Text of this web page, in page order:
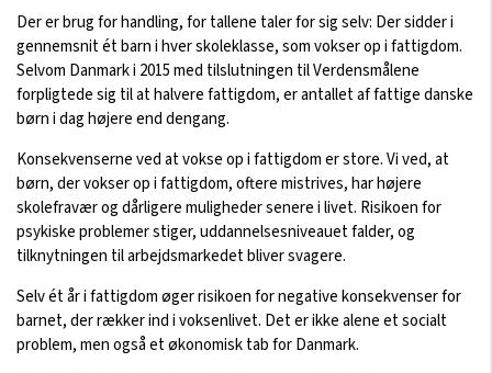
Der er brug for handling, for tallene taler for sig selv: Der sidder i
gennemsnit ét barn i hver skoleklasse, som vokser op i fattigdom.
Selvom Danmark i 2015 med tilslutningen til Verdensmålene
forpligtede sig til at halvere fattigdom, er antallet af fattige danske
børn i dag højere end dengang.
Konsekvenserne ved at vokse op i fattigdom er store. Vi ved, at
børn, der vokser op i fattigdom, oftere mistrives, har højere
skolefravær og dårligere muligheder senere i livet. Risikoen for
psykiske problemer stiger, uddannelsesniveauet falder, og
tilknytningen til arbejdsmarkedet bliver svagere.
Selv ét år i fattigdom øger risikoen for negative konsekvenser for
barnet, der rækker ind i voksenlivet. Det er ikke alene et socialt
problem, men også et økonomisk tab for Danmark.